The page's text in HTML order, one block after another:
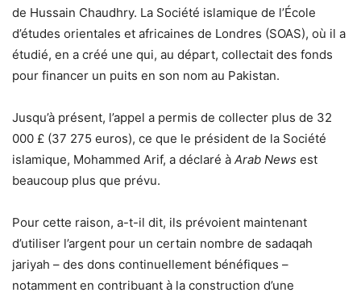
de Hussain Chaudhry. La Société islamique de l’École
d’études orientales et africaines de Londres (SOAS), où il a
étudié, en a créé une qui, au départ, collectait des fonds
pour financer un puits en son nom au Pakistan.
Jusqu’à présent, l’appel a permis de collecter plus de 32
000 £ (37 275 euros), ce que le président de la Société
islamique, Mohammed Arif, a déclaré à Arab News est
beaucoup plus que prévu.
Pour cette raison, a-t-il dit, ils prévoient maintenant
d’utiliser l’argent pour un certain nombre de sadaqah
jariyah – des dons continuellement bénéfiques –
notamment en contribuant à la construction d’une